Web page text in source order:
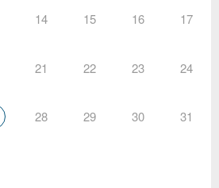
14 15 16 17
21 22 23 24
28 29 30 31